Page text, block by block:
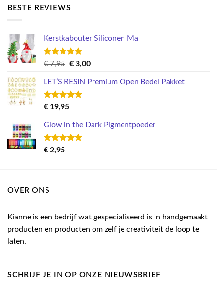
BESTE REVIEWS
Kerstkabouter Siliconen Mal
Gewaardeerd
€7,95 Oorspronkelijke
was:
€ 7,95.
€3,00Huidige
is:
LET’S RESIN Premium Open Bedel Pakket
Gewaardeerd
€ 19,95
Glow in the Dark Pigmentpoeder
Gewaardeerd
€ 2,95
OVER ONS
Kianne is een bedrijf wat gespecialiseerd is in handgemaakt
producten en producten om zelf je creativiteit de loop te
laten.
SCHRIJF JE IN OP ONZE NIEUWSBRIEF